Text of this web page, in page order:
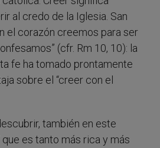
al credo de la Iglesia. San
el corazón creemos para ser
(cfr. Rm 10, 10): la
fe ha tomado prontamente
sobre el “creer con el
también en este
que es tanto más rica y más